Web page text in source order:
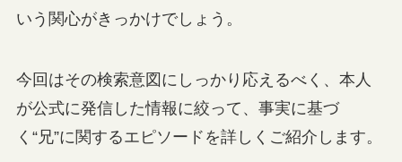
いう関心がきっかけでしょう。
今回はその検索意図にしっかり応えるべく、本人
が公式に発信した情報に絞って、事実に基づ
く“兄”に関するエピソードを詳しくご紹介します。